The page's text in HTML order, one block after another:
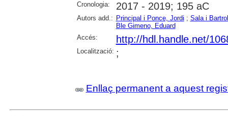
Cronologia: 2017 - 2019; 195 aC
Autors add.: Principal i Ponce, Jordi ; Sala i
Ble Gimeno, Eduard
Accés:
http://hdl.handle.net/
Localització: ;
Enllaç permanent a aquest